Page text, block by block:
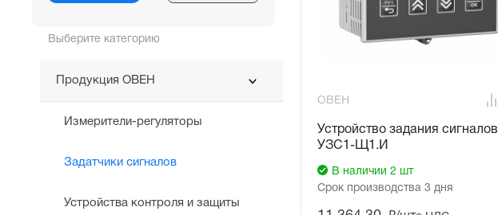
Выберите категорию
Продукция ОВЕН
Измерители-регуляторы
Задатчики сигналов
Устройства контроля и защиты
ОВЕН
Устройство задания сигналов
УЗС1-Щ1.И
В наличии 2 шт
Срок производства 3 дня